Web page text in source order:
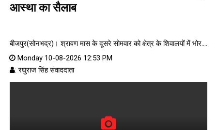
आस्था का सैलाब
बीजपुर(सोनभद्र)। श्रावण मास के दूसरे सोमवार को क्षेत्र के शिवालयों में भोर....
Monday 10-08-2026 12:53 PM
: रघुराज सिंह संवाददाता